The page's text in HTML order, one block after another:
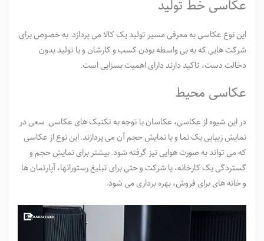
عکاسی خط تولید
این نوع عکاسی به معرفی مسیر تولید یک کالا می­ پردازد. به خصوص برای
شرکت­ هایی که به بی واسطه بودن کسب و کارشان و یا تولید بدون
دخالت دست، تاکید دارند دارای اهمیت بسزایی است.
عکاسی محیط
در این شیوه از عکاسی، عکاسان با توجه به تکنیک های عکاسی سعی در
نمایش زیبایی یک نما و یا نمایش حجم آن می ­پردازند. این نوع از عکاسی
که می­ تواند به صورت هوایی نیز گرفته شود. بیشتر برای نمایش حجم و
گستردگی یک کارخانه، یا شرکت و حتی برای تبلیغ رستوران­ها، آپارتمان­ ها
و خانه های برای فروش، بهره برداری می ­شود.